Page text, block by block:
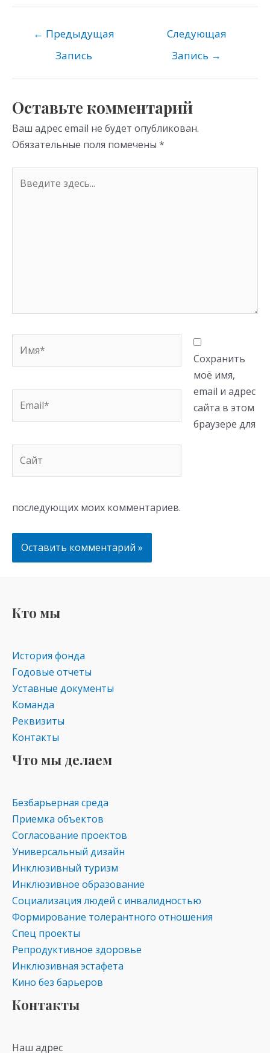
o
kl
as
ni
ki
gr
a
m p
← Предыдущая
Запись
Следующая
Запись →
Оставьте комментарий
Ваш адрес email не будет опубликован.
Обязательные поля помечены *
здесь...
Сохранить
моё имя,
email и адрес
сайта в этом
браузере для
последующих моих комментариев.
Кто мы
История фонда
Годовые отчеты
Уставные документы
Команда
Реквизиты
Контакты
Что мы делаем
Безбарьерная среда
Приемка объектов
Согласование проектов
Универсальный дизайн
Инклюзивный туризм
Инклюзивное образование
Социализация людей с инвалидностью
Формирование толерантного отношения
Спец проекты
Репродуктивное здоровье
Инклюзивная эстафета
Кино без барьеров
Контакты
Наш адрес